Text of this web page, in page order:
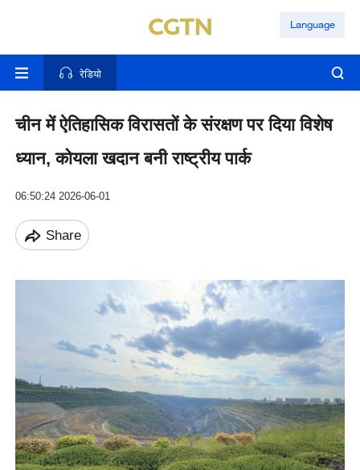
Language
रेडियो
चीन में ऐतिहासिक विरासतों के संरक्षण पर दिया विशेष
ध्यान, कोयला खदान बनी राष्ट्रीय पार्क
06:50:24 2026-06-01
Share